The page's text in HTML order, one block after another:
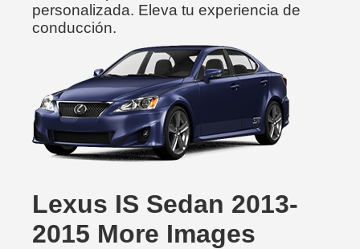
personalizada. Eleva tu experiencia de
conducción.
Lexus IS Sedan 2013-
2015 More Images